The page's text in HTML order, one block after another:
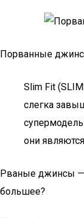
Порванные
Slim Fit
слегка
они
Рваные джинсы —
большее?